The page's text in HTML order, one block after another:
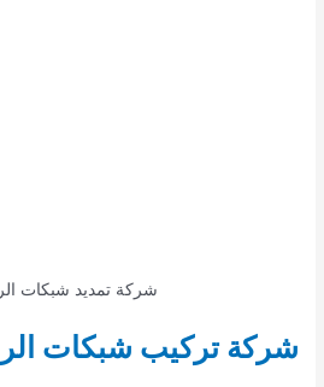
شركة تمديد شبكات
شركة تركيب شبكات